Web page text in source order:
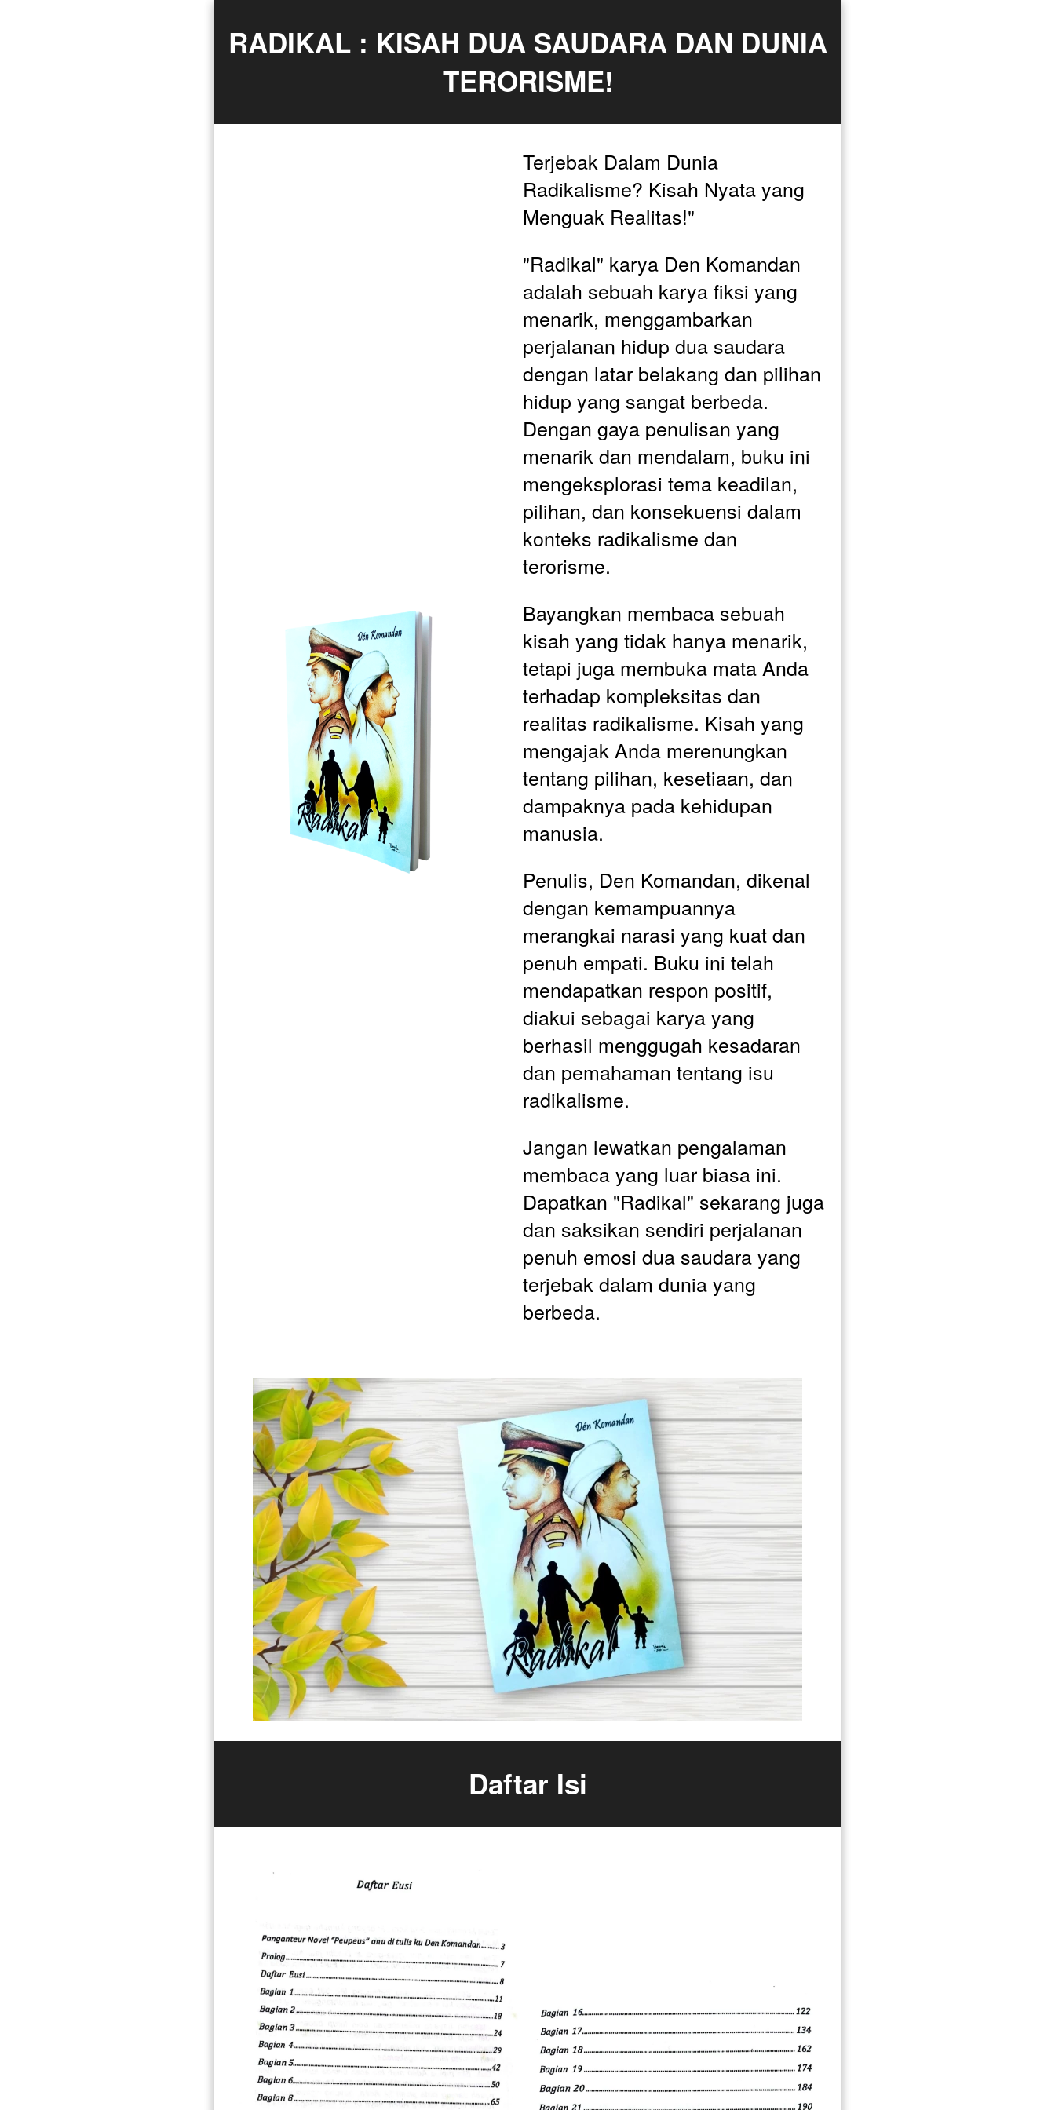
RADIKAL : KISAH DUA SAUDARA DAN DUNIA
TERORISME!
Terjebak Dalam Dunia
Radikalisme? Kisah Nyata yang
Menguak Realitas!"
"Radikal" karya Den Komandan
adalah sebuah karya fiksi yang
menarik, menggambarkan
perjalanan hidup dua saudara
dengan latar belakang dan pilihan
hidup yang sangat berbeda.
Dengan gaya penulisan yang
menarik dan mendalam, buku ini
mengeksplorasi tema keadilan,
pilihan, dan konsekuensi dalam
konteks radikalisme dan
terorisme.
Bayangkan membaca sebuah
kisah yang tidak hanya menarik,
tetapi juga membuka mata Anda
terhadap kompleksitas dan
realitas radikalisme. Kisah yang
mengajak Anda merenungkan
tentang pilihan, kesetiaan, dan
dampaknya pada kehidupan
manusia.
Penulis, Den Komandan, dikenal
dengan kemampuannya
merangkai narasi yang kuat dan
penuh empati. Buku ini telah
mendapatkan respon positif,
diakui sebagai karya yang
berhasil menggugah kesadaran
dan pemahaman tentang isu
radikalisme.
Jangan lewatkan pengalaman
membaca yang luar biasa ini.
Dapatkan "Radikal" sekarang juga
dan saksikan sendiri perjalanan
penuh emosi dua saudara yang
terjebak dalam dunia yang
berbeda.
Daftar Isi